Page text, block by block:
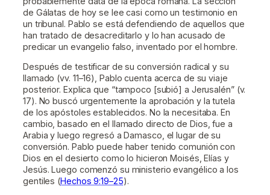
de Gálatas de hoy se lee casi como un testimonio en
un tribunal. Pablo se está defendiendo de aquellos que
han tratado de desacreditarlo y lo han acusado de
predicar un evangelio falso, inventado por el hombre.
Después de testificar de su conversión radical y su
llamado (vv. 11–16), Pablo cuenta acerca de su viaje
posterior. Explica que “tampoco [subió] a Jerusalén” (v.
17). No buscó urgentemente la aprobación y la tutela
de los apóstoles establecidos. No la necesitaba. En
cambio, basado en el llamado directo de Dios, fue a
Arabia y luego regresó a Damasco, el lugar de su
conversión. Pablo puede haber tenido comunión con
Dios en el desierto como lo hicieron Moisés, Elías y
Jesús. Luego comenzó su ministerio evangélico a los
gentiles (Hechos 9:19–25).